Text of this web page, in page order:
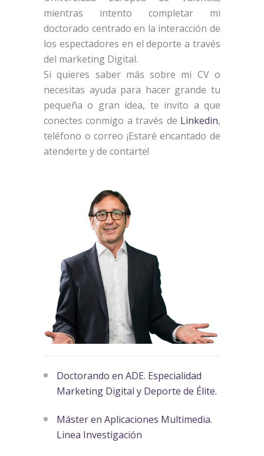
mientras intento completar mi
doctorado centrado en la interacción de
los espectadores en el deporte a través
del marketing Digital.
Si quieres saber más sobre mi CV o
necesitas ayuda para hacer grande tu
pequeña o gran idea, te invito a que
conectes conmigo a través de Linkedin,
teléfono o correo ¡Estaré encantado de
atenderte y de contarte!
Doctorando en ADE. Especialidad
Marketing Digital y Deporte de Élite.
Máster en Aplicaciones Multimedia.
Linea Investigación